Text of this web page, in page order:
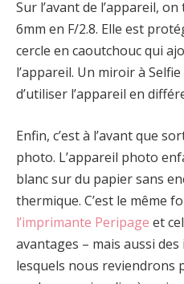
Sur l’avant de l’appareil,
6mm en F/2.8. Elle est
cercle en caoutchouc qui
l’appareil. Un miroir à
d’utiliser l’appareil en
Enfin, c’est à l’avant que
photo. L’appareil photo
blanc sur du papier sans
thermique. C’est le même
l’imprimante Peripage et
avantages – mais aussi
lesquels nous reviendrons